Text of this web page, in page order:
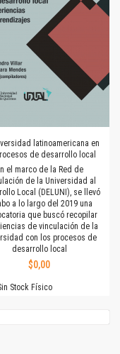
latinoamericana en
de desarrollo local
el marco de la Red de
de la Universidad al
Local (DELUNI), se llevó
a lo largo del 2019 una
que buscó recopilar
de vinculación de la
con los procesos de
desarrollo local
$0,00
Stock Físico